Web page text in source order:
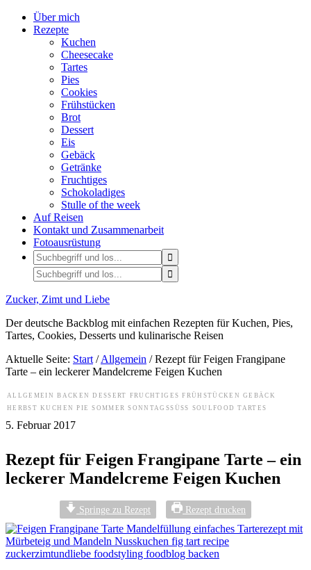
Über mich
Rezepte
Kuchen
Cheesecake
Tartes
Pies
Cookies
Frühstücken
Brot
Dessert
Eis
Gebäck
Getränke
Fruchtiges
Schokoladiges
Stulle of the week
Auf Reisen
Kontakt und Zusammenarbeit
Fotoausrüstung
Zucker, Zimt und Liebe
Der deutsche Backblog mit einfachen Rezepten für Kuchen, Pies,
Tartes, Cookies, Desserts und kulinarische Reisen
Aktuelle Seite: Start / Allgemein /Rezept für Feigen Frangipane
Tarte – ein leckerer Mandelcreme Feigen Kuchen
ALLGEMEIN BACKEN DESSERT FRUCHTIGES FRÜHSTÜCKEN
GEBÄCK
HERBST KUCHEN PIE SOMMER SONNTAGSSÜSS SOULFOOD TARTES
5. Februar 2017
Rezept für Feigen Frangipane Tarte – ein
leckerer Mandelcreme Feigen Kuchen
Springe zu Rezept Rezept drucken